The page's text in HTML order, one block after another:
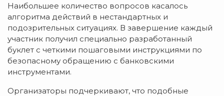
Наибольшее количество вопросов касалось
алгоритма действий в нестандартных и
подозрительных ситуациях. В завершение каждый
участник получил специально разработанный
буклет с четкими пошаговыми инструкциями по
безопасному обращению с банковскими
инструментами.
Организаторы подчеркивают, что подобные